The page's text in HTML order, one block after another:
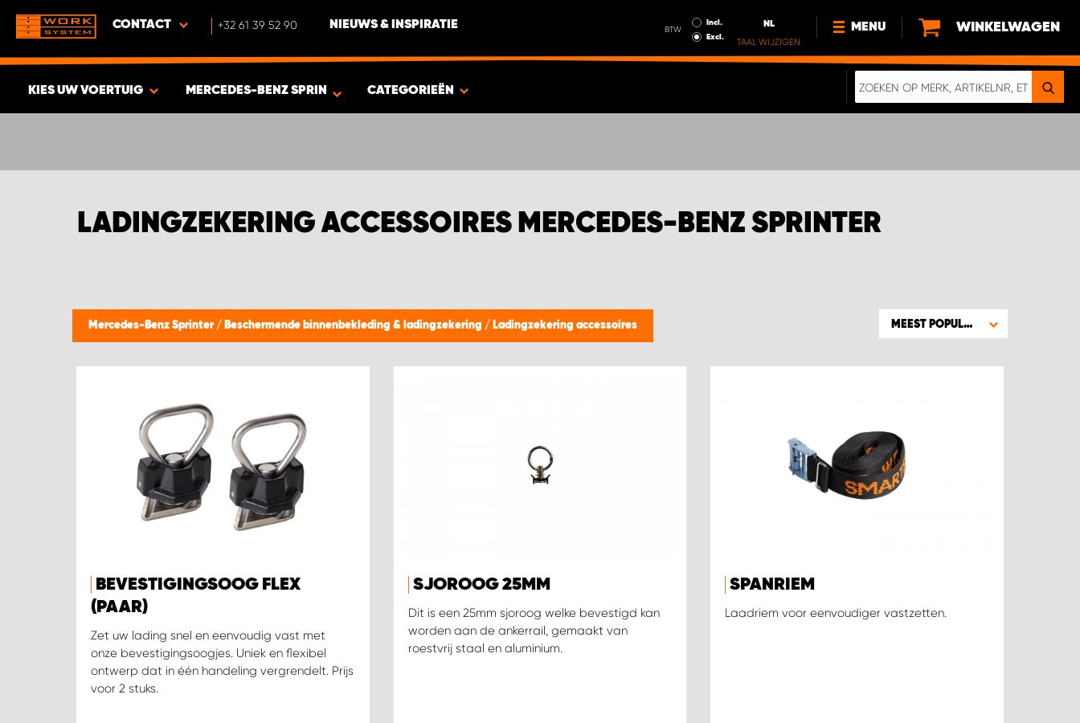
CONTACT +32 61 39 52 90 NIEUWS & INSPIRATIE BTW
Incl.
Excl.
NL
TAAL WIJZIGEN
MENU
NIEUWS
WINKELWAGEN
KIES UW VOERTUIG MERCEDES-BENZ SPRINTER CATEGORIEËN
LADINGZEKERING ACCESSOIRES MERCEDES-BENZ SPRINTER
Mercedes-Benz Sprinter / Beschermende binnenbekleding & ladingzekering / Ladingzekering accessoires MEEST POPULAIR
BEVESTIGINGSOOG FLEX
(PAAR)
Zet uw lading snel en eenvoudig vast met
onze bevestigingsoogjes. Uniek en flexibel
ontwerp dat in één handeling vergrendelt. Prijs
voor 2 stuks.
SJOROOG 25MM
Dit is een 25mm sjoroog welke bevestigd kan
worden aan de ankerrail, gemaakt van
roestvrij staal en aluminium.
SPANRIEM
Laadriem voor eenvoudiger vastzetten.